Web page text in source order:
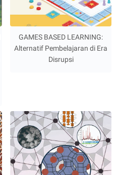
GAMES BASED LEARNING:
Alternatif Pembelajaran di Era
Disrupsi